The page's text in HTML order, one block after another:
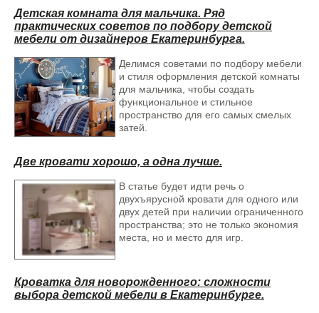
дерева, которые являются настоящим произведением
искусства. Эти лестницы могут быть выполнены в различных
стилях и дизайнах, чтобы соответствовать вашим
потребностям и вкусу.
Кроме того, мы изготавливаем кухни из массива дерева,
которые являются не только функциональными, но и
красивыми. Наша мебель из натурального дерева создаёт
уютную и тёплую атмосферу в вашем доме.
Мы также предлагаем торгово-выставочное оборудование и
уникальный интерьер. Мы можем изготовить для вас
логотипы и другие элементы брендинга, чтобы помочь вам
продвигать свой бизнес.
В «Столярном Ателье» мы стремимся к тому, чтобы наши
клиенты получали продукцию высокого качества и
удовлетворялись нашими услугами. Мы готовы изготовить
для вас любые элементы интерьера из натурального дерева
по вашим размерам и дизайну.
Миланский орех
Детская комната для мальчика. Ряд
практических советов по подбору детской
мебели от дизайнеров Екатеринбурга.
Делимся советами по подбору мебели
и стиля оформления детской комнаты
для мальчика, чтобы создать
функциональное и стильное
пространство для его самых смелых
затей.
Две кровати хорошо, а одна лучше.
В статье будет идти речь о
двухъярусной кровати для одного или
двух детей при наличии ограниченного
пространства; это не только экономия
места, но и место для игр.
Кроватка для новорожденного: сложности
выбора детской мебели в Екатеринбурге.